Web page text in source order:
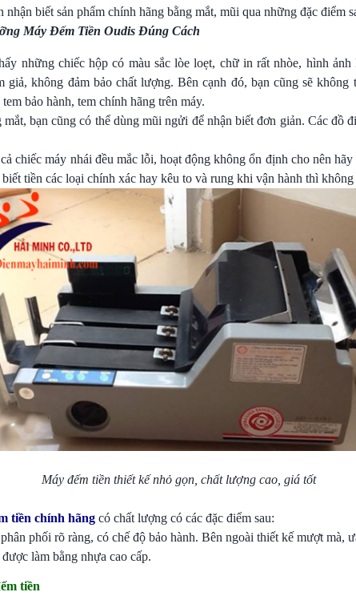
biết sản phẩm chính hãng bằng mắt, mũi qua những đặc điểm
Máy Đếm Tiền Oudis Đúng Cách
những chiếc hộp có màu sắc lòe loẹt, chữ in rất nhòe, hình
giả, không đảm bảo chất lượng. Bên cạnh đó, bạn cũng sẽ
bảo hành, tem chính hãng trên máy.
bạn cũng có thể dùng mũi ngửi để nhận biết đơn giản. Các đồ
chiếc máy nhái đều mắc lỗi, hoạt động không ổn định cho nên
tiền các loại chính xác hay kêu to và rung khi vận hành thì
Máy đếm tiền thiết kế nhỏ gọn, chất lượng cao, giá tốt
tiền chính hãng có chất lượng có các đặc điểm sau:
phối rõ ràng, có chế độ bảo hành. Bên ngoài thiết kế mượt mà,
làm bằng nhựa cao cấp.
tiền